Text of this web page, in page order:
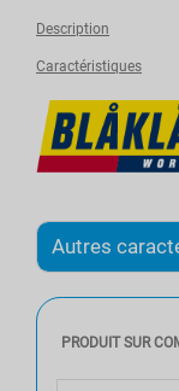
Description
Caractéristiques
PRODUIT SUR